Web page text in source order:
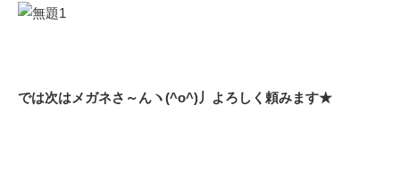
では次はメガネさ～んヽ(^o^)丿よろしく頼みます★